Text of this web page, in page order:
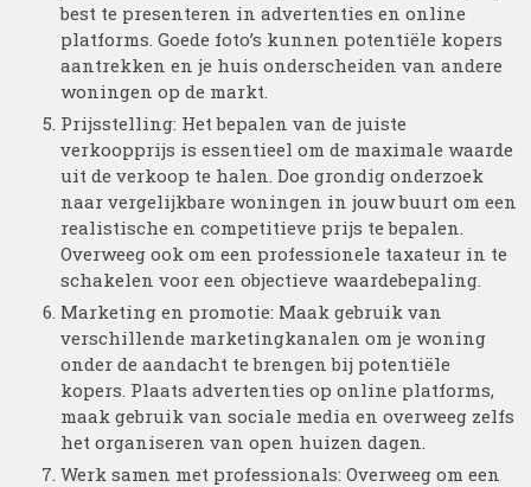
best te presenteren in advertenties en online
platforms. Goede foto’s kunnen potentiële kopers
aantrekken en je huis onderscheiden van andere
woningen op de markt.
Prijsstelling: Het bepalen van de juiste
verkoopprijs is essentieel om de maximale waarde
uit de verkoop te halen. Doe grondig onderzoek
naar vergelijkbare woningen in jouw buurt om een
realistische en competitieve prijs te bepalen.
Overweeg ook om een professionele taxateur in te
schakelen voor een objectieve waardebepaling.
Marketing en promotie: Maak gebruik van
verschillende marketingkanalen om je woning
onder de aandacht te brengen bij potentiële
kopers. Plaats advertenties op online platforms,
maak gebruik van sociale media en overweeg zelfs
het organiseren van open huizen dagen.
Werk samen met professionals: Overweeg om een